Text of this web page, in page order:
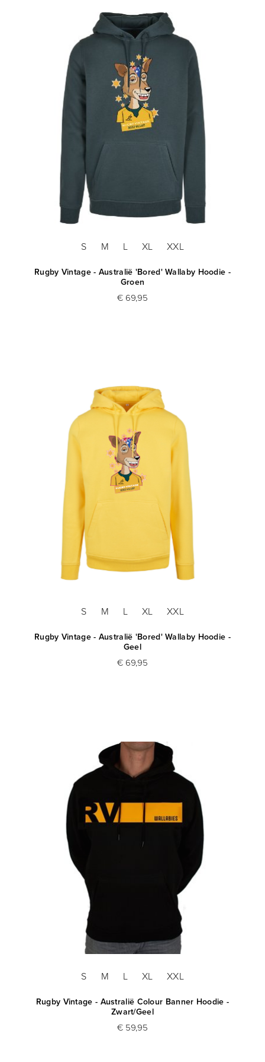
S M L XL XXL
Rugby Vintage - Australië 'Bored' Wallaby Hoodie -
Groen
€ 69,95
S M L XL XXL
Rugby Vintage - Australië 'Bored' Wallaby Hoodie -
Geel
€ 69,95
S M L XL XXL
Rugby Vintage - Australië Colour Banner Hoodie -
Zwart/Geel
€ 59,95